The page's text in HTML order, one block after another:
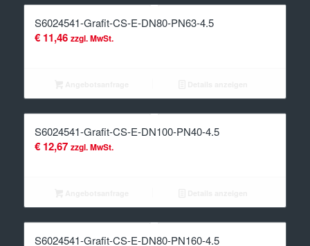
S6024541-Grafit-CS-E-DN80-PN63-4.5
€11,46 zzgl. MwSt.
S6024541-Grafit-CS-E-DN100-PN40-4.5
€12,67 zzgl. MwSt.
S6024541-Grafit-CS-E-DN80-PN160-4.5